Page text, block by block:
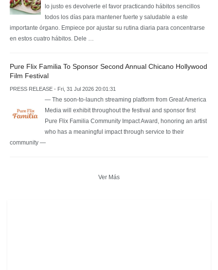
lo justo es devolverle el favor practicando hábitos sencillos
todos los días para mantener fuerte y saludable a este
importante órgano. Empiece por ajustar su rutina diaria para concentrarse
en estos cuatro hábitos. Dele …
Pure Flix Familia To Sponsor Second Annual Chicano Hollywood
Film Festival
PRESS RELEASE - Fri, 31 Jul 2026 20:01:31
— The soon-to-launch streaming platform from Great America
Media will exhibit throughout the festival and sponsor first
Pure Flix Familia Community Impact Award, honoring an artist
who has a meaningful impact through service to their
community —
Ver Más